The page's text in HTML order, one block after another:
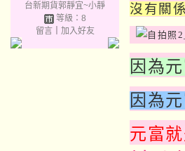
台新期貨郭靜宜~小靜
等級：8
留言｜ 加入好友
沒有關
因為
因為
元富